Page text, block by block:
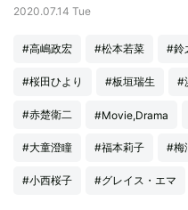
2020.07.14 Tue
#高嶋政宏 #松本若菜 #鈴
#桜田ひより #板垣瑞生 #
#赤楚衛二 #Movie,Drama
#大童澄瞳 #福本莉子 #梅
#小西桜子 #グレイス・エマ